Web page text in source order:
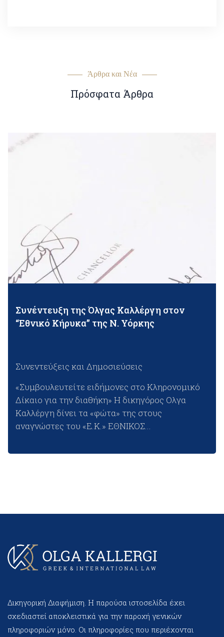
Άρθρα και Νέα
Πρόσφατα Άρθρα
Συνέντευξη της Όλγας Καλλέργη στον
“Εθνικό Κήρυκα” της Ν. Υόρκης
Συνεντεύξεις και Δημοσιεύσεις
«Συμβουλευτείτε ειδήμονες στο Κληρονομικό
Δίκαιο για την διαθήκη» Η δικηγόρος Ολγα
Καλλέργη δίνει τα «φώτα» της στους
αναγνώστες του «Ε.Κ.» ΕΘΝΙΚΟΣ...
Δικηγορική Διαφήμιση. Η παρούσα ιστοσελίδα έχει
σχεδιαστεί αποκλειστικά για την παροχή γενικών
πληροφοριών μόνο. Οι πληροφορίες που περιέχονται